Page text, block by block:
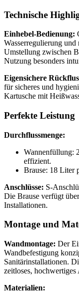
Technische
Einhebel-Bedienung:
Wasserregulierung
Umstellung zwischen
Nutzung besonders
Eigensichere
für sicheres und
Kartusche mit
Perfekte Leistung
Durchflussmenge:
Wannenfüllung:
effizient.
Brause: 18 Liter
Anschlüsse: S-
Die Brause verfügt
Installationen.
Montage und
Wandmontage: Der
Wandbefestigung
Sanitärinstallationen.
zeitloses, hochwertiges
Materialien: